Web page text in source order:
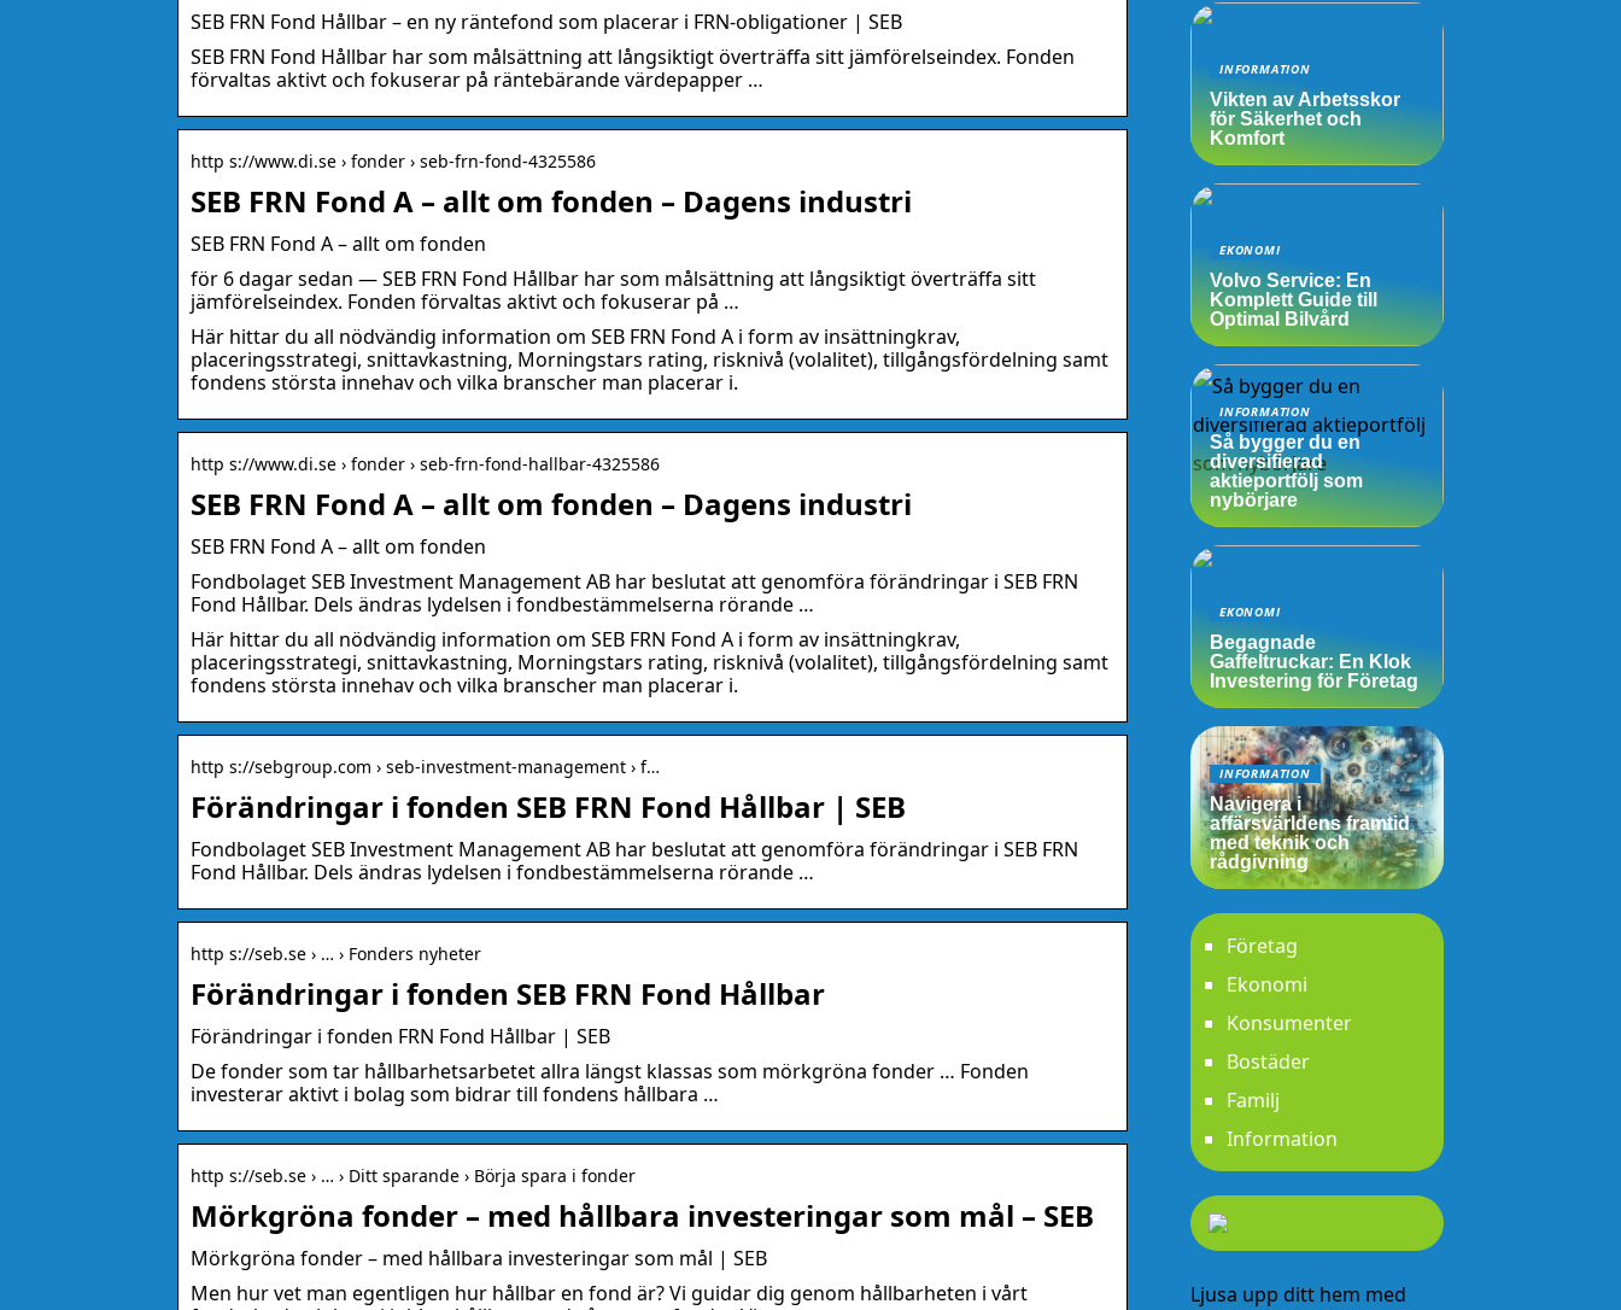
SEB FRN Fond Hållbar – en ny räntefond som placerar i FRN-obligationer | SEB
SEB FRN Fond Hållbar har som målsättning att långsiktigt överträffa sitt jämförelseindex. Fonden
förvaltas aktivt och fokuserar på räntebärande värdepapper …
http s://www.di.se › fonder › seb-frn-fond-4325586
SEB FRN Fond A – allt om fonden – Dagens industri
SEB FRN Fond A – allt om fonden
för 6 dagar sedan — SEB FRN Fond Hållbar har som målsättning att långsiktigt överträffa sitt
jämförelseindex. Fonden förvaltas aktivt och fokuserar på …
Här hittar du all nödvändig information om SEB FRN Fond A i form av insättningkrav,
placeringsstrategi, snittavkastning, Morningstars rating, risknivå (volalitet), tillgångsfördelning samt
fondens största innehav och vilka branscher man placerar i.
http s://www.di.se › fonder › seb-frn-fond-hallbar-4325586
SEB FRN Fond A – allt om fonden – Dagens industri
SEB FRN Fond A – allt om fonden
Fondbolaget SEB Investment Management AB har beslutat att genomföra förändringar i SEB FRN
Fond Hållbar. Dels ändras lydelsen i fondbestämmelserna rörande …
Här hittar du all nödvändig information om SEB FRN Fond A i form av insättningkrav,
placeringsstrategi, snittavkastning, Morningstars rating, risknivå (volalitet), tillgångsfördelning samt
fondens största innehav och vilka branscher man placerar i.
http s://sebgroup.com › seb-investment-management › f…
Förändringar i fonden SEB FRN Fond Hållbar | SEB
Fondbolaget SEB Investment Management AB har beslutat att genomföra förändringar i SEB FRN
Fond Hållbar. Dels ändras lydelsen i fondbestämmelserna rörande …
http s://seb.se › … › Fonders nyheter
Förändringar i fonden SEB FRN Fond Hållbar
Förändringar i fonden FRN Fond Hållbar | SEB
De fonder som tar hållbarhetsarbetet allra längst klassas som mörkgröna fonder … Fonden
investerar aktivt i bolag som bidrar till fondens hållbara …
http s://seb.se › … › Ditt sparande › Börja spara i fonder
Mörkgröna fonder – med hållbara investeringar som mål – SEB
Mörkgröna fonder – med hållbara investeringar som mål | SEB
Men hur vet man egentligen hur hållbar en fond är? Vi guidar dig genom hållbarheten i vårt
INFORMATION
Vikten av Arbetsskor
för Säkerhet och
Komfort
EKONOMI
Volvo Service: En
Komplett Guide till
Optimal Bilvård
INFORMATION
Så bygger du en
diversifierad
aktieportfölj som
nybörjare
EKONOMI
Begagnade
Gaffeltruckar: En Klok
Investering för Företag
INFORMATION
Navigera i
affärsvärldens framtid
med teknik och
rådgivning
Företag
Ekonomi
Konsumenter
Bostäder
Familj
Information
Ljusa upp ditt hem med